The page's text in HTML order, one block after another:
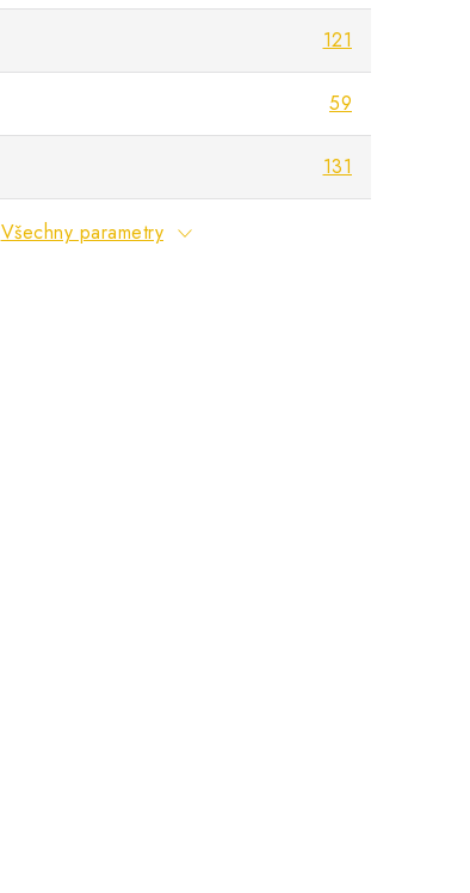
121
59
131
Všechny parametry